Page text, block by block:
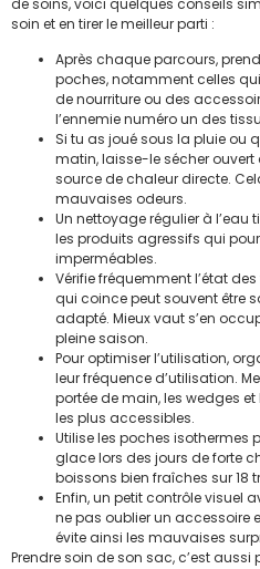
de soins, voici quelques conseils
soin et en tirer le meilleur parti :
Après chaque parcours,
poches, notamment celles
de nourriture ou des
l’ennemie numéro un des
Si tu as joué sous la pluie ou
matin, laisse-le sécher ouvert
source de chaleur directe.
mauvaises odeurs.
Un nettoyage régulier à l’eau
les produits agressifs qui
imperméables.
Vérifie fréquemment l’état
qui coince peut souvent être
adapté. Mieux vaut s’en
pleine saison.
Pour optimiser l’utilisation,
leur fréquence d’utilisation.
portée de main, les wedges
les plus accessibles.
Utilise les poches isothermes
glace lors des jours de forte
boissons bien fraîches sur 18
Enfin, un petit contrôle visuel
ne pas oublier un accessoire
évite ainsi les mauvaises
Prendre soin de son sac, c’est